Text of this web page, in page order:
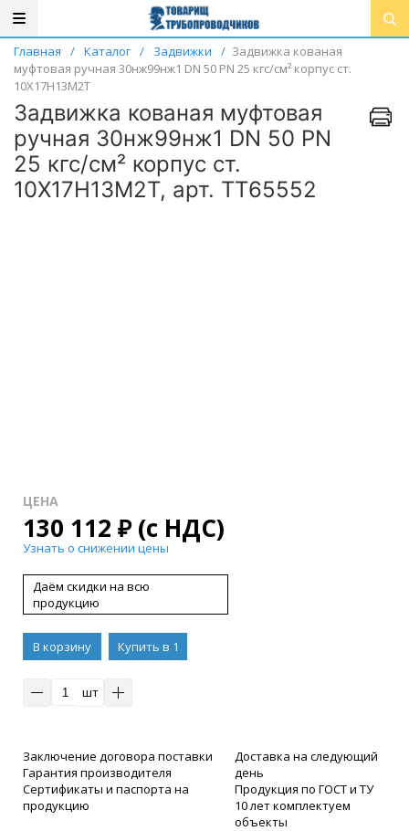
Главная / Каталог / Задвижки / Задвижка кованая
муфтовая ручная 30нж99нж1 DN 50 PN 25 кгс/см² корпус ст.
10Х17Н13М2Т
Задвижка кованая муфтовая
ручная 30нж99нж1 DN 50 PN
25 кгс/см² корпус ст.
10Х17Н13М2Т, арт. ТТ65552
ЦЕНА
130 112 ₽(с НДС)
Узнать о снижении цены
Даём скидки на всю
продукцию
В корзину
Купить в 1
шт
Заключение договора поставки
Гарантия производителя
Сертификаты и паспорта на
продукцию
Доставка на следующий
день
Продукция по ГОСТ и ТУ
10 лет комплектуем
объекты